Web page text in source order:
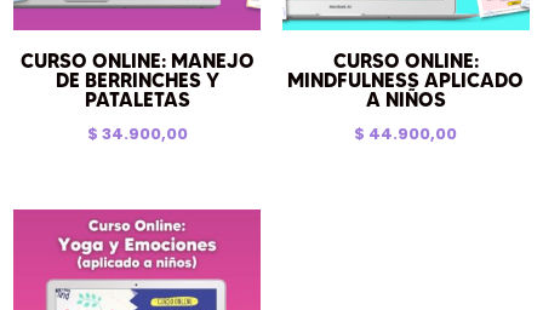
CURSO ONLINE: MANEJO
DE BERRINCHES Y
PATALETAS
$ 34.900,00
CURSO ONLINE:
MINDFULNESS APLICADO
A NIÑOS
$ 44.900,00